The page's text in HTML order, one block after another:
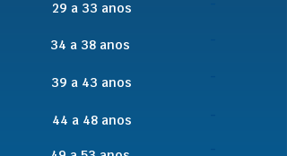
29 a 33 anos
34 a 38 anos
39 a 43 anos
44 a 48 anos